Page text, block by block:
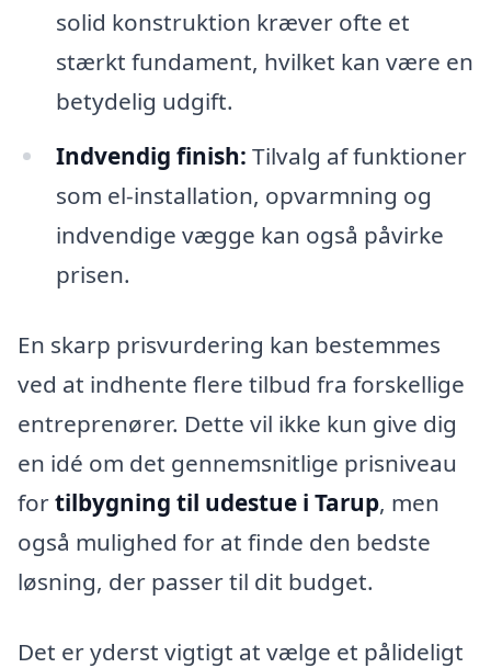
solid konstruktion kræver ofte et
stærkt fundament, hvilket kan være en
betydelig udgift.
Indvendig finish: Tilvalg af funktioner
som el-installation, opvarmning og
indvendige vægge kan også påvirke
prisen.
En skarp prisvurdering kan bestemmes
ved at indhente flere tilbud fra forskellige
entreprenører. Dette vil ikke kun give dig
en idé om det gennemsnitlige prisniveau
fortilbygning til udestue i Tarup, men
også mulighed for at finde den bedste
løsning, der passer til dit budget.
Det er yderst vigtigt at vælge et pålideligt